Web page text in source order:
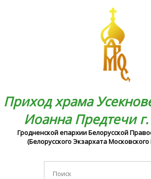
Приход храма
Иоанна Предтечи
Гродненской епархии Белорусской
(Белорусского Экзархата